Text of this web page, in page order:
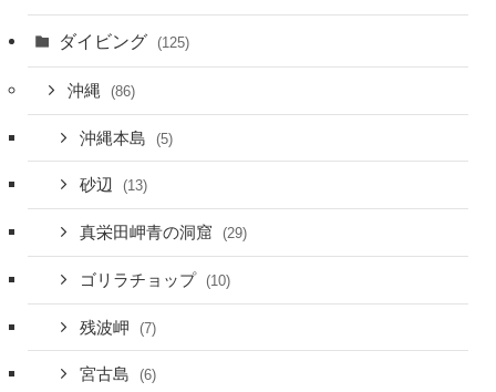
ダイビング (125)
沖縄 (86)
沖縄本島 (5)
砂辺 (13)
真栄田岬青の洞窟 (29)
ゴリラチョップ (10)
残波岬 (7)
宮古島 (6)